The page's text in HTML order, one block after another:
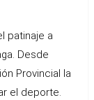
patinaje a
Desde
Provincial la
el deporte.